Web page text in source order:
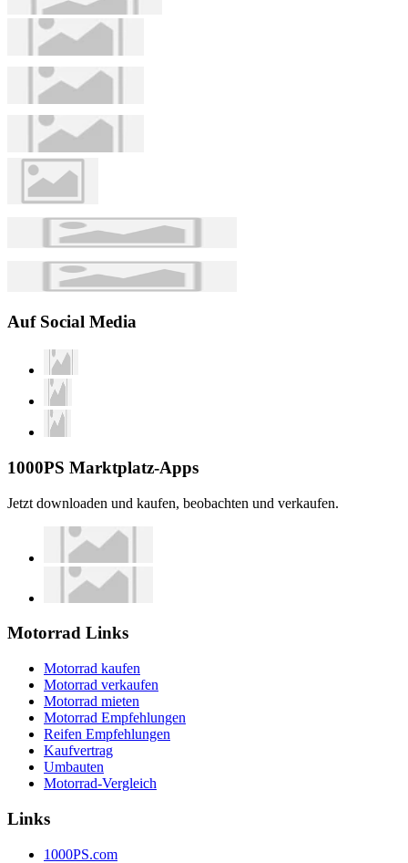
Auf Social Media
1000PS Marktplatz-Apps
Jetzt downloaden und kaufen, beobachten und verkaufen.
Motorrad Links
Motorrad kaufen
Motorrad verkaufen
Motorrad mieten
Motorrad Empfehlungen
Reifen Empfehlungen
Kaufvertrag
Umbauten
Motorrad-Vergleich
Links
1000PS.com